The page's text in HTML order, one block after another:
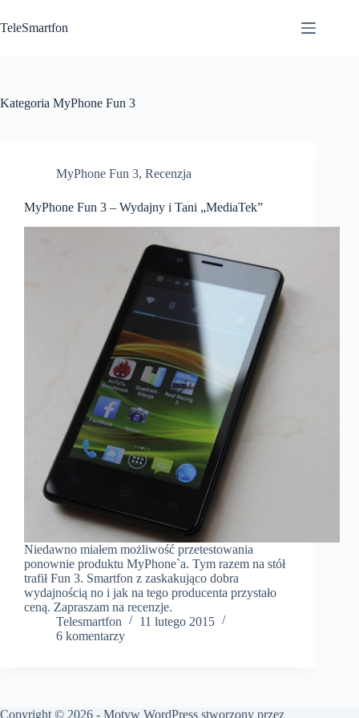
do
treści
TeleSmartfon
Kategoria MyPhone Fun 3
MyPhone Fun 3, Recenzja
MyPhone Fun 3 – Wydajny i Tani „MediaTek”
Niedawno miałem możliwość przetestowania
ponownie produktu MyPhone`a. Tym razem na stół
trafił Fun 3. Smartfon z zaskakująco dobra
wydajnością no i jak na tego producenta przystało
ceną. Zapraszam na recenzje.
Telesmartfon
11 lutego 2015
6 komentarzy
Copyright © 2026 - Motyw WordPress stworzony przez